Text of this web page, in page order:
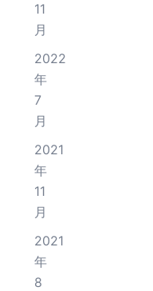
11
月
2022
年
7
月
2021
年
11
月
2021
年
8